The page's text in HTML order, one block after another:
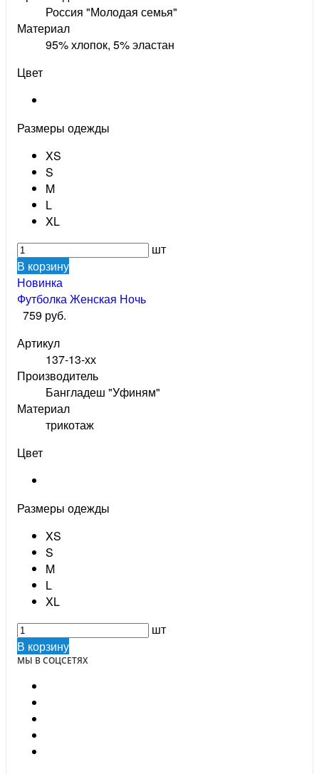
Россия "Молодая семья"
Материал
95% хлопок, 5% эластан
Цвет
Размеры одежды
XS
S
M
L
XL
шт
В корзину
Новинка
Футболка Женская Ночь
759 руб.
Артикул
137-13-хх
Производитель
Бангладеш "Уфиням"
Материал
трикотаж
Цвет
Размеры одежды
XS
S
M
L
XL
шт
В корзину
МЫ В СОЦСЕТЯХ